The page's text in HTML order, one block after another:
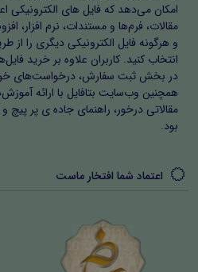
امکان می‌دهد که فایل های الکترونیکی
مقالات، فرم‌ها و مستندات، نرم افزار،
و هرگونه فایل الکترونیکی دیگری را از
انتخاب کنید. کاربران علاوه بر خرید
در بخش ثبت سفارش، درخواست‌های خود
همچنین وب‌سایت بتافایل با ارائه
مقالاتی درخور، راهنمای جاده ی پر
بود.
اعتماد شما افتخار ماست